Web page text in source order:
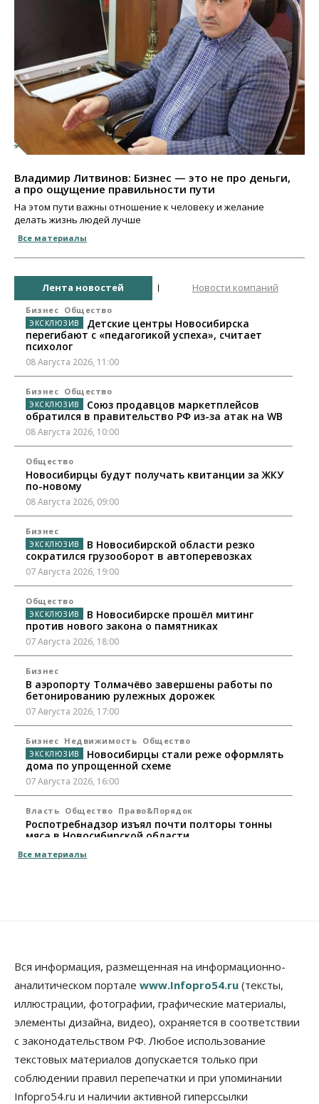
Владимир Литвинов: Бизнес — это не про деньги,
а про ощущение правильности пути
На этом пути важны отношение к человеку и желание
делать жизнь людей лучше
Все материалы
Лента новостей Новости компаний
Бизнес Общество
Детские центры Новосибирска
перегибают с «педагогикой успеха», считает
психолог
08 Августа 2026, 11:00
Бизнес Общество
Союз продавцов маркетплейсов
обратился в правительство РФ из-за атак на WB
08 Августа 2026, 10:00
Общество
Новосибирцы будут получать квитанции за ЖКУ
по-новому
08 Августа 2026, 09:00
Бизнес
В Новосибирской области резко
сократился грузооборот в автоперевозках
07 Августа 2026, 19:00
Общество
В Новосибирске прошёл митинг
против нового закона о памятниках
07 Августа 2026, 18:00
Бизнес
В аэропорту Толмачёво завершены работы по
бетонированию рулежных дорожек
07 Августа 2026, 17:00
Бизнес Недвижимость Общество
Новосибирцы стали реже оформлять
дома по упрощенной схеме
07 Августа 2026, 16:00
Власть Общество Право&Порядок
Роспотребнадзор изъял почти полторы тонны
мяса в Новосибирской области
07 Августа 2026, 15:00
07 Августа 2026, 14:00
Власть
В Новосибирске многодетным семьям вручили
сертификаты на покупку автомобилей
07 Августа 2026, 13:55
Треть автовладельцев в Новосибирской области
«поставили машины на прикол»
Все материалы
Вся информация, размещенная на информационно-
аналитическом портале www.Infopro54.ru (тексты,
иллюстрации, фотографии, графические материалы,
элементы дизайна, видео), охраняется в соответствии
с законодательством РФ. Любое использование
текстовых материалов допускается только при
соблюдении правил перепечатки и при упоминании
Infopro54.ru и наличии активной гиперссылки